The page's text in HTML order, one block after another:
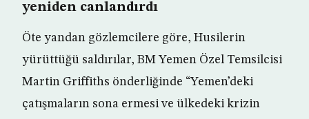
yeniden canlandırdı
Öte yandan gözlemcilere göre, Husilerin
yürüttüğü saldırılar, BM Yemen Özel Temsilcisi
Martin Griffiths önderliğinde “Yemen’deki
çatışmaların sona ermesi ve ülkedeki krizin